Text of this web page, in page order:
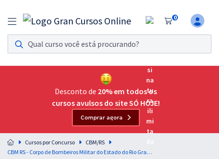
0
Assinatura Ilimitada 11
Acesso a todos os cursos. Teste grátis por 7 dias!
Assinatura OAB Até Passar
Acesso ilimitado a toda preparação para o Exame da
Residências Multiprofissionais
Preparação completa e intensiva para as principais
residências em saúde do Brasil
Desconto de 20% em todos os
cursos avulsos do site SÓ HOJE!
Comprar agora
Cursos por Concurso
CBM/RS
CBM RS - Corpo de Bombeiros Militar do Estado do Rio Grande do Sul - Língua Portuguesa para Soldado Bombeiro Militar Estadual Temporário - SD BMET - Professores: Elias Santana & Márcio Wesley